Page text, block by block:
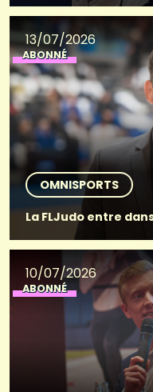
13/07/2026
ABONNÉ
OMNISPORTS
La FLJudo entre
10/07/2026
ABONNÉ